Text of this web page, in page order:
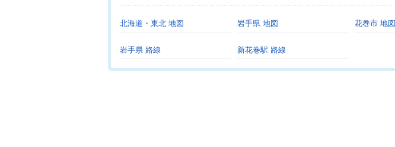
北海道・東北 地図 岩手県 地図 花巻市 地図
岩手県 路線 新花巻駅 路線